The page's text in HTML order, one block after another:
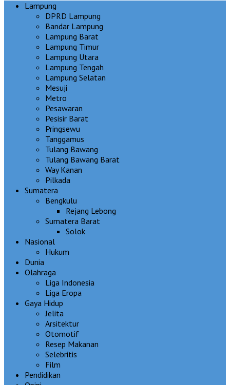
Lampung
DPRD Lampung
Bandar Lampung
Lampung Barat
Lampung Timur
Lampung Utara
Lampung Tengah
Lampung Selatan
Mesuji
Metro
Pesawaran
Pesisir Barat
Pringsewu
Tanggamus
Tulang Bawang
Tulang Bawang Barat
Way Kanan
Pilkada
Sumatera
Bengkulu
Rejang Lebong
Sumatera Barat
Solok
Nasional
Hukum
Dunia
Olahraga
Liga Indonesia
Liga Eropa
Gaya Hidup
Jelita
Arsitektur
Otomotif
Resep Makanan
Selebritis
Film
Pendidikan